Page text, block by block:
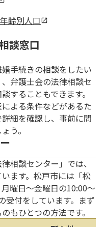
齢別人口
談窓口
手続きの相談をしたい
弁護士会の法律相談セ
することもできます。
よる条件などがあるた
細を確認し、事前に問
う。
相談センター」では、
ます。松戸市には「松
曜日〜金曜日の10:00～
受付をしています。まず
もひとつの方法です。